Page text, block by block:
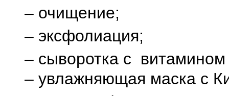
– очищение;
– эксфолиация;
– сыворотка с
– увлажняющая маска с